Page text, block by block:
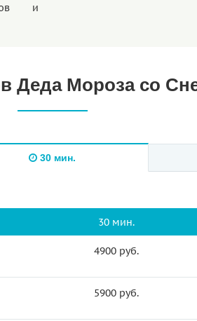
и
Деда Мороза со
30 мин.
30 мин.
4900 руб.
5900 руб.